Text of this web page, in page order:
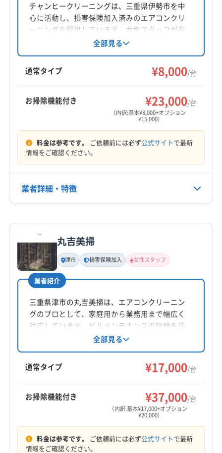
チャンヒークリーニングは、三重県伊勢市を中
心に活動し、損害保険加入済みのエアコンクリ
ーニングを提供しています。女性スタッフが在
籍し、丁寧な接客を心掛けています。基本料金
に加え、お掃除機能付きエアコンや室外機の洗
浄などのオプションも充実。営業時間外の相談
も可能です。
全部見る
通常タイプ ¥8,000/台
お掃除機能付き ¥23,000/台
（内訳:基本¥8,000+オプション
¥15,000）
料金は参考です。 ご依頼前には必ず公式サイトで最新
情報をご確認ください。
業者詳細・特徴
基本情報
代表者名
非公開
所在地
三重県伊勢市
対応地域
伊賀市 伊勢市
四日市市
志摩市 松阪市 津市 尾鷲市
名張市
鈴鹿市
多気郡多気町
多気郡明和町
度会郡南伊勢町
北牟婁郡紀北町
定休日
丸吉美掃
津市 損害保険加入 女性スタッフ
業者紹介
三重県津市の丸吉美掃は、エアコンクリーニン
グのプロとして、家庭用から業務用まで幅広く
対応しています。ビルメンテナンスの経験を活
かし、エコ洗剤使用や損害保険加入で安心安全
を提供。女性スタッフ同行可能で、丁寧な作業
と明瞭な料金設定が魅力です。
全部見る
通常タイプ ¥17,000/台
お掃除機能付き ¥37,000/台
（内訳:基本¥17,000+オプション
¥20,000）
料金は参考です。 ご依頼前には必ず公式サイトで最新
情報をご確認ください。